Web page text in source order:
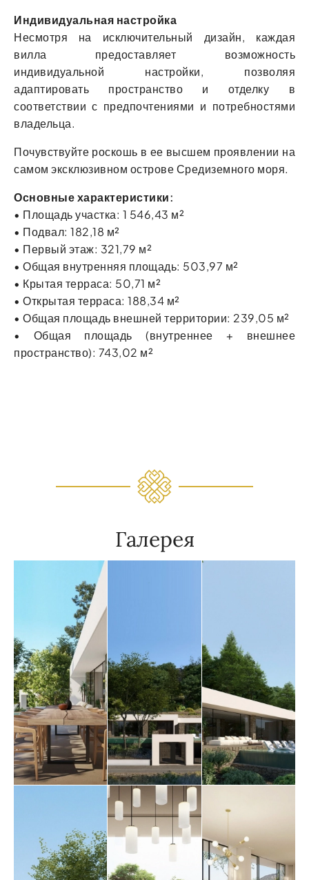
Индивидуальная настройка
Несмотря на исключительный дизайн, каждая
вилла предоставляет возможность
индивидуальной настройки, позволяя
адаптировать пространство и отделку в
соответствии с предпочтениями и потребностями
владельца.
Почувствуйте роскошь в ее высшем проявлении на
самом эксклюзивном острове Средиземного моря.
Основные характеристики:
• Площадь участка: 1 546,43 м²
• Подвал: 182,18 м²
• Первый этаж: 321,79 м²
• Общая внутренняя площадь: 503,97 м²
• Крытая терраса: 50,71 м²
• Открытая терраса: 188,34 м²
• Общая площадь внешней территории: 239,05 м²
• Общая площадь (внутреннее + внешнее
пространство): 743,02 м²
Галерея